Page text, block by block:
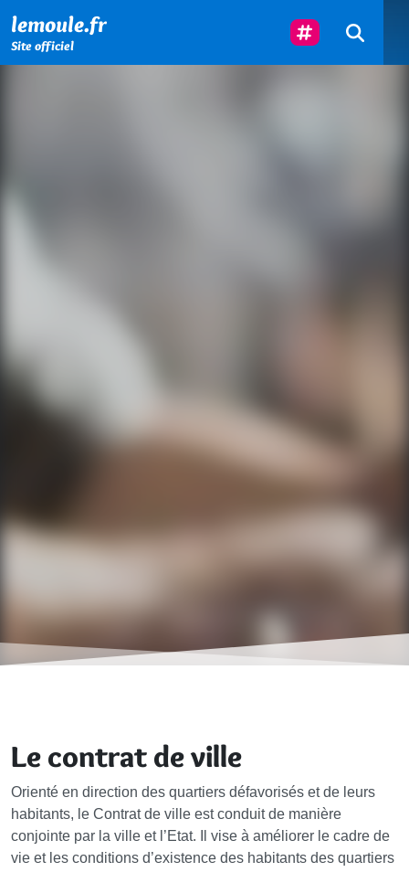
lemoule.fr
Site officiel
Suivez-Nous
Le contrat de ville
Orienté en direction des quartiers défavorisés et de leurs
habitants, le Contrat de ville est conduit de manière
conjointe par la ville et l’Etat. Il vise à améliorer le cadre de
vie et les conditions d’existence des habitants des quartiers